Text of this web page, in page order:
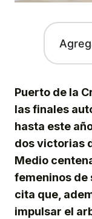
Puerto de la
las finales
hasta este
dos victorias
Medio
femeninos de
cita que,
impulsar el